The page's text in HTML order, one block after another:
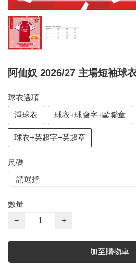
阿仙奴 2026/27 主場短袖球
球衣選項
淨球衣 球衣+球會字+歐聯章
球衣+英超字+英超章
尺碼
數量
−
+
加至購物車